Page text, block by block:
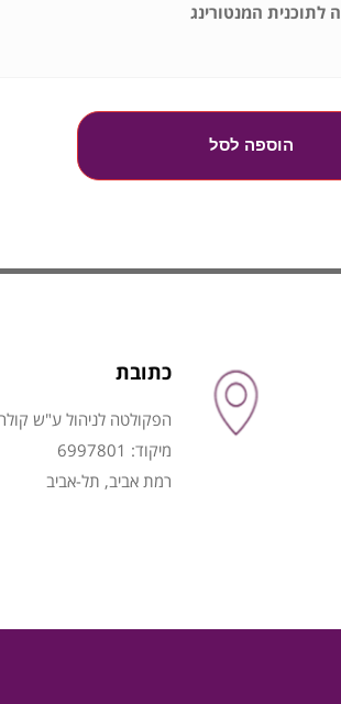
לתוכנית המנטורינג
הוספה לסל
כתובת
הפקולטה לניהול ע"ש קולר
מיקוד: 6997801
רמת אביב, תל-אביב